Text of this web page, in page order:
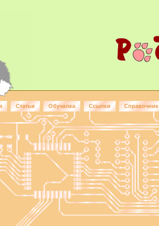
Статьи Обучалка Ссылки Справочник